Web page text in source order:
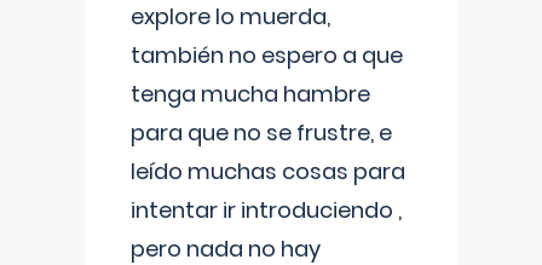
explore lo muerda,
también no espero a que
tenga mucha hambre
para que no se frustre, e
leído muchas cosas para
intentar ir introduciendo ,
pero nada no hay